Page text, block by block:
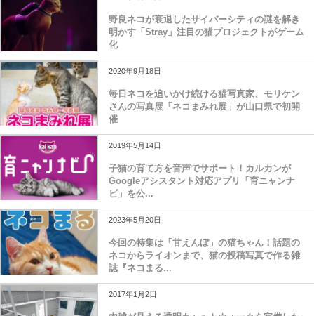
野良ネコが衰退したサイバーシティの謎を解き
明かす「Stray」注目の猫プロジェクトがゲーム
化
2020年9月18日
毎日ネコを追いかけ続ける猫写真家、モリケン
さんの写真展「ネコまみれ展」が山口県で初開
催
2019年5月14日
子猫の育て方を音声でサポート！カルカンが
Googleアシスタント対応アプリ「育ニャンナ
ビ」を公...
2023年5月20日
今回の特集は「甘えんぼ」の猫ちゃん！話題の
ネコからライオンまで、猫の投稿写真で作る雑
誌『ネコまる...
2017年1月2日